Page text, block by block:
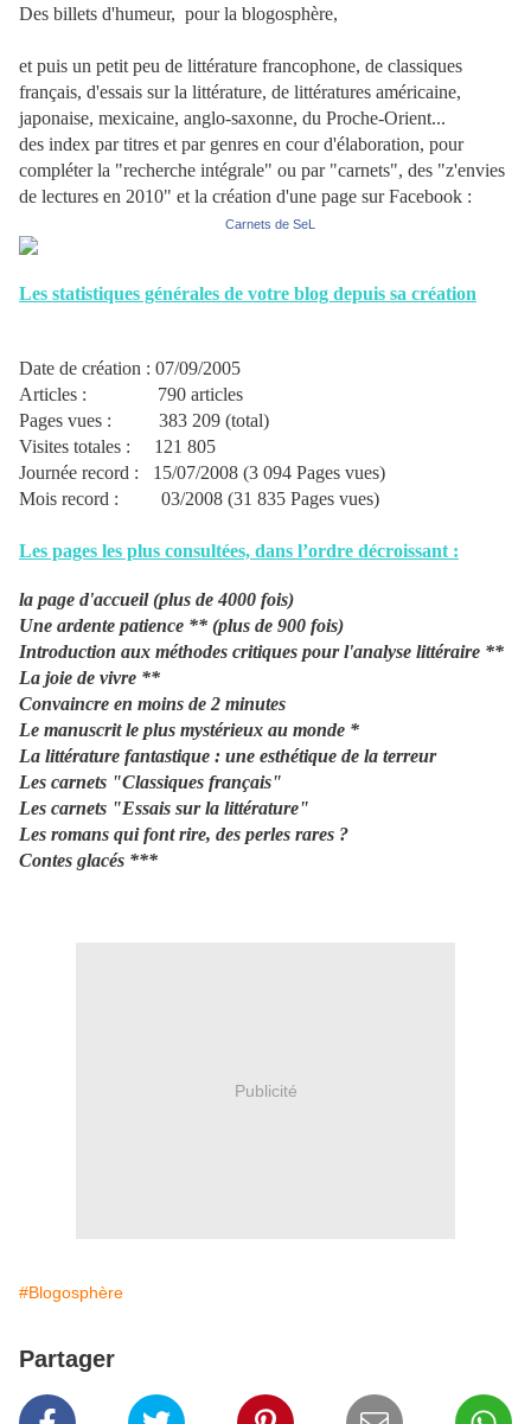
Des billets d'humeur, pour la blogosphère,
et puis un petit peu de littérature francophone, de classiques
français, d'essais sur la littérature, de littératures américaine,
japonaise, mexicaine, anglo-saxonne, du Proche-Orient...
des index par titres et par genres en cour d'élaboration, pour
compléter la "recherche intégrale" ou par "carnets", des "z'envies
de lectures en 2010" et la création d'une page sur Facebook :
Carnets de SeL
Les statistiques générales de votre blog depuis sa création
Date de création : 07/09/2005
Articles : 790 articles
Pages vues : 383 209 (total)
Visites totales : 121 805
Journée record : 15/07/2008 (3 094 Pages vues)
Mois record : 03/2008 (31 835 Pages vues)
Les pages les plus consultées, dans l’ordre décroissant :
la page d'accueil (plus de 4000 fois)
Une ardente patience ** (plus de 900 fois)
Introduction aux méthodes critiques pour l'analyse littéraire **
La joie de vivre **
Convaincre en moins de 2 minutes
Le manuscrit le plus mystérieux au monde *
La littérature fantastique : une esthétique de la terreur
Les carnets "Classiques français"
Les carnets "Essais sur la littérature"
Les romans qui font rire, des perles rares ?
Contes glacés ***
Publicité
#Blogosphère
Partager